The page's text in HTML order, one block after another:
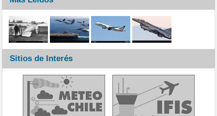
Sitios de Interés